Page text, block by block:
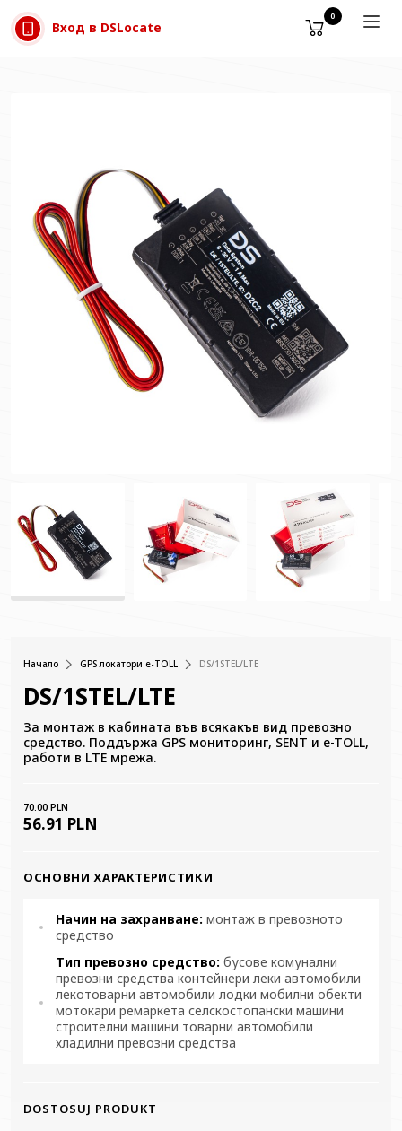
Прескачане към съдържанието
Вход в DSLocate
0
Начало GPS локатори e-TOLL DS/1STEL/LTE
DS/1STEL/LTE
За монтаж в кабината във всякакъв вид превозно
средство. Поддържа GPS мониторинг, SENT и e-TOLL,
работи в LTE мрежа.
70.00 PLN
56.91 PLN
ОСНОВНИ ХАРАКТЕРИСТИКИ
Начин на захранване: монтаж в превозното
средство
Тип превозно средство: бусове комунални
превозни средства контейнери леки автомобили
лекотоварни автомобили лодки мобилни обекти
мотокари ремаркета селскостопански машини
строителни машини товарни автомобили
хладилни превозни средства
DOSTOSUJ PRODUKT